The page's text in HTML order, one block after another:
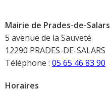
Mairie de Prades-de-Salars
5 avenue de la Sauveté
12290 PRADES-DE-SALARS
Téléphone : 05 65 46 83 90
Horaires